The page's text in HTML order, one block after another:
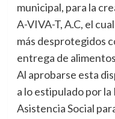
municipal, para la
A-VIVA-T, A.C, el
más desprotegidos
entrega de
Al aprobarse esta
a lo estipulado por
Asistencia Social